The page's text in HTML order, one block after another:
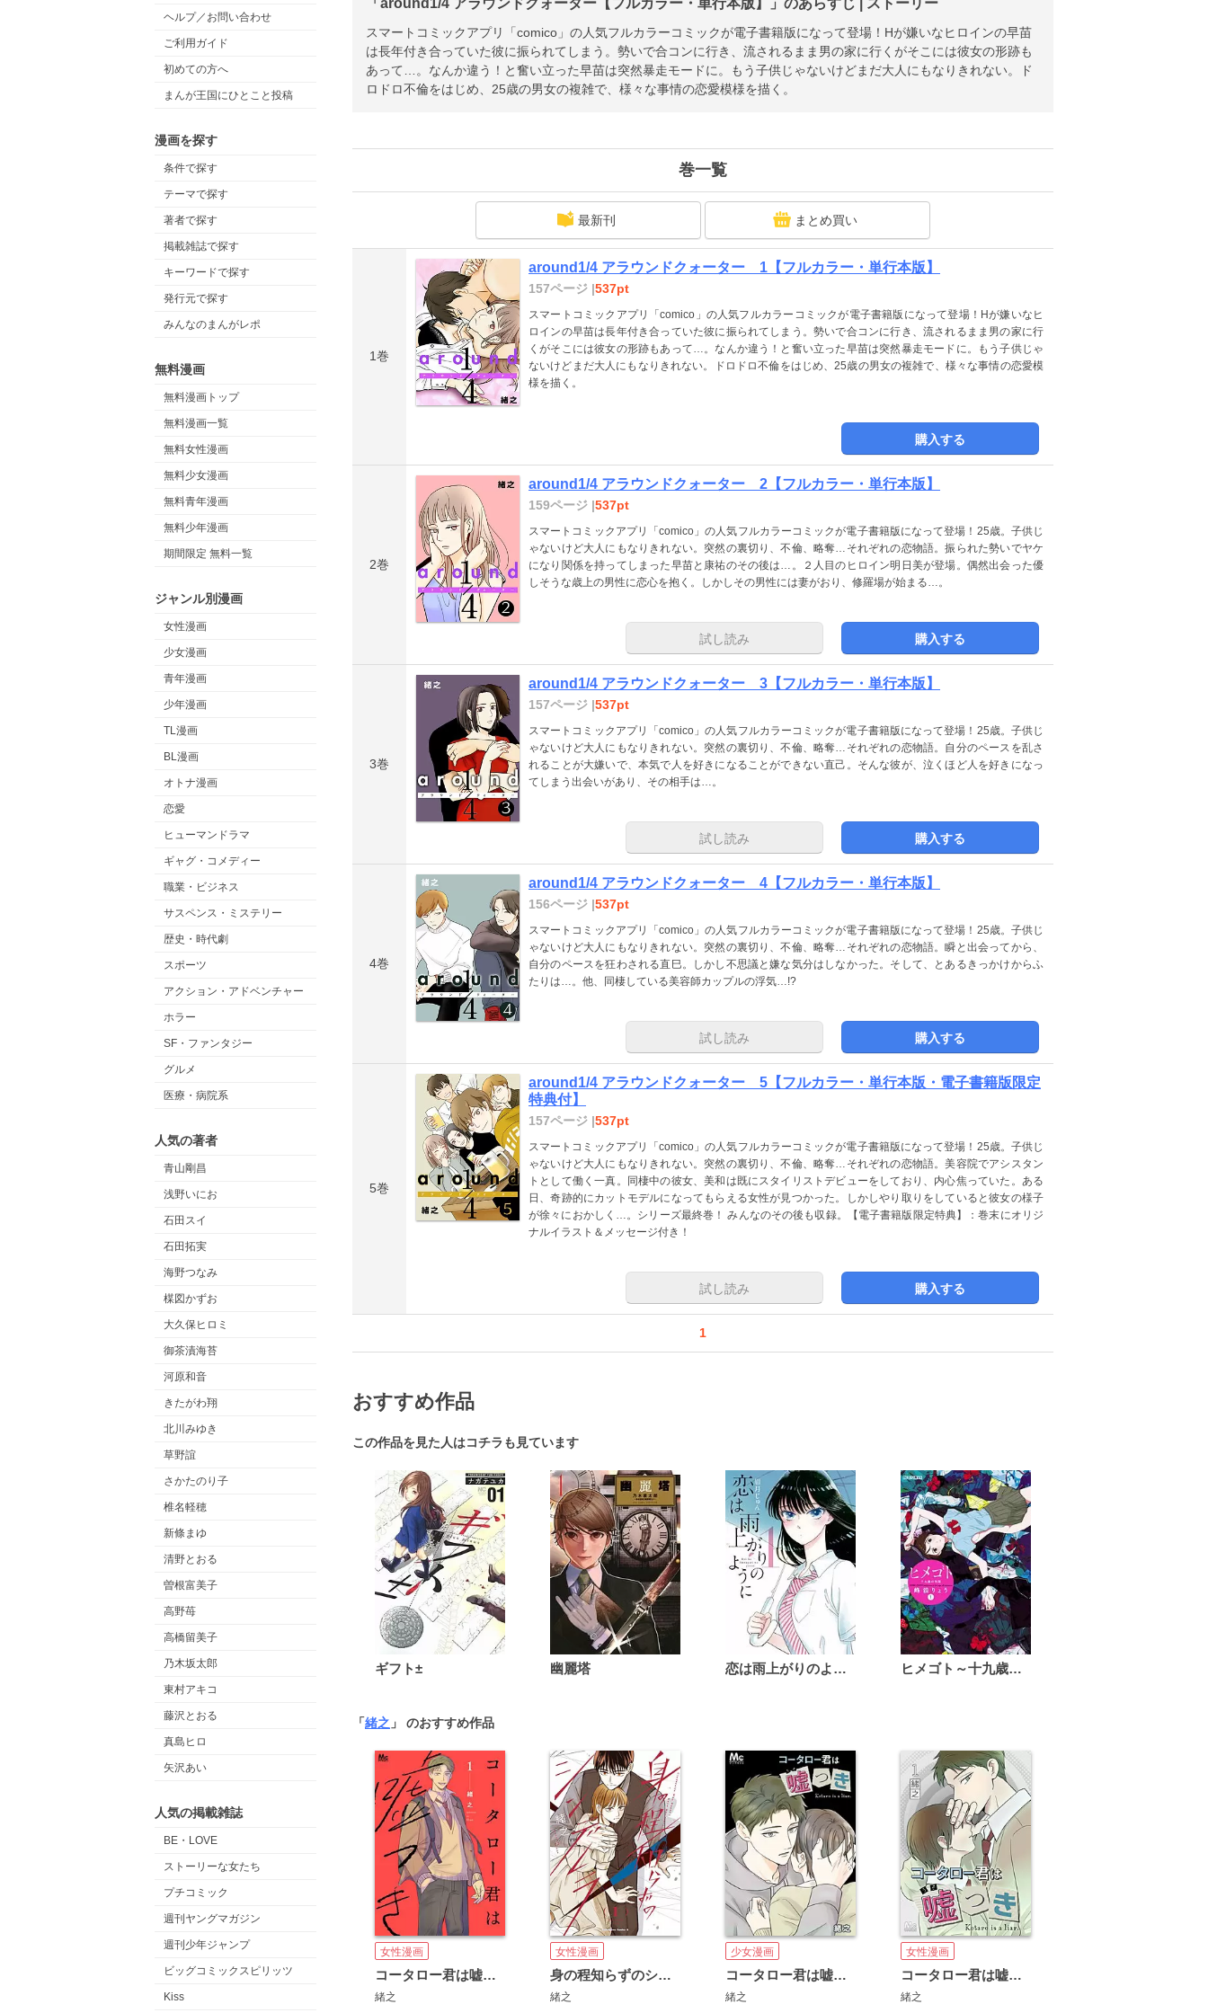
ヘルプ／お問い合わせ
ご利用ガイド
初めての方へ
まんが王国にひとこと投稿
漫画を探す
条件で探す
テーマで探す
著者で探す
掲載雑誌で探す
キーワードで探す
発行元で探す
みんなのまんがレポ
無料漫画
無料漫画トップ
無料漫画一覧
無料女性漫画
無料少女漫画
無料青年漫画
無料少年漫画
期間限定 無料一覧
ジャンル別漫画
女性漫画
少女漫画
青年漫画
少年漫画
TL漫画
BL漫画
オトナ漫画
恋愛
ヒューマンドラマ
ギャグ・コメディー
職業・ビジネス
サスペンス・ミステリー
歴史・時代劇
スポーツ
アクション・アドベンチャー
ホラー
SF・ファンタジー
グルメ
医療・病院系
人気の著者
青山剛昌
浅野いにお
石田スイ
石田拓実
海野つなみ
楳図かずお
大久保ヒロミ
御茶漬海苔
河原和音
きたがわ翔
北川みゆき
草野誼
さかたのり子
椎名軽穂
新條まゆ
清野とおる
曽根富美子
高野苺
高橋留美子
乃木坂太郎
東村アキコ
藤沢とおる
真島ヒロ
矢沢あい
人気の掲載雑誌
BE・LOVE
ストーリーな女たち
プチコミック
週刊ヤングマガジン
週刊少年ジャンプ
ビッグコミックスピリッツ
Kiss
スマートコミックアプリ「comico」の人気フルカラーコミックが電子書籍版になって登場！Hが嫌いなヒロインの早苗
は長年付き合っていた彼に振られてしまう。勢いで合コンに行き、流されるまま男の家に行くがそこには彼女の形跡も
あって…。なんか違う！と奮い立った早苗は突然暴走モードに。もう子供じゃないけどまだ大人にもなりきれない。ド
ロドロ不倫をはじめ、25歳の男女の複雑で、様々な事情の恋愛模様を描く。
巻一覧
最新刊 まとめ買い
1巻
around1/4 アラウンドクォーター 1【フルカラー・単行本版】
157ページ |537pt
スマートコミックアプリ「comico」の人気フルカラーコミックが電子書籍版になって登場！Hが嫌いなヒ
ロインの早苗は長年付き合っていた彼に振られてしまう。勢いで合コンに行き、流されるまま男の家に行
くがそこには彼女の形跡もあって…。なんか違う！と奮い立った早苗は突然暴走モードに。もう子供じゃ
ないけどまだ大人にもなりきれない。ドロドロ不倫をはじめ、25歳の男女の複雑で、様々な事情の恋愛模
様を描く。
購入する
2巻
around1/4 アラウンドクォーター 2【フルカラー・単行本版】
159ページ |537pt
スマートコミックアプリ「comico」の人気フルカラーコミックが電子書籍版になって登場！25歳。子供じ
ゃないけど大人にもなりきれない。突然の裏切り、不倫、略奪…それぞれの恋物語。振られた勢いでヤケ
になり関係を持ってしまった早苗と康祐のその後は…。２人目のヒロイン明日美が登場。偶然出会った優
しそうな歳上の男性に恋心を抱く。しかしその男性には妻がおり、修羅場が始まる…。
試し読み 購入する
3巻
around1/4 アラウンドクォーター 3【フルカラー・単行本版】
157ページ |537pt
スマートコミックアプリ「comico」の人気フルカラーコミックが電子書籍版になって登場！25歳。子供じ
ゃないけど大人にもなりきれない。突然の裏切り、不倫、略奪…それぞれの恋物語。自分のペースを乱さ
れることが大嫌いで、本気で人を好きになることができない直己。そんな彼が、泣くほど人を好きになっ
てしまう出会いがあり、その相手は…。
試し読み 購入する
4巻
around1/4 アラウンドクォーター 4【フルカラー・単行本版】
156ページ |537pt
スマートコミックアプリ「comico」の人気フルカラーコミックが電子書籍版になって登場！25歳。子供じ
ゃないけど大人にもなりきれない。突然の裏切り、不倫、略奪…それぞれの恋物語。瞬と出会ってから、
自分のペースを狂わされる直巳。しかし不思議と嫌な気分はしなかった。そして、とあるきっかけからふ
たりは…。他、同棲している美容師カップルの浮気…!?
試し読み 購入する
5巻
around1/4 アラウンドクォーター 5【フルカラー・単行本版・電子書籍版限定
特典付】
157ページ |537pt
スマートコミックアプリ「comico」の人気フルカラーコミックが電子書籍版になって登場！25歳。子供じ
ゃないけど大人にもなりきれない。突然の裏切り、不倫、略奪…それぞれの恋物語。美容院でアシスタン
トとして働く一真。同棲中の彼女、美和は既にスタイリストデビューをしており、内心焦っていた。ある
日、奇跡的にカットモデルになってもらえる女性が見つかった。しかしやり取りをしていると彼女の様子
が徐々におかしく…。シリーズ最終巻！ みんなのその後も収録。【電子書籍版限定特典】：巻末にオリジ
ナルイラスト＆メッセージ付き！
試し読み 購入する
1
おすすめ作品
この作品を見た人はコチラも見ています
ギフト± 幽麗塔 恋は雨上がりのように ヒメゴト～十九歳の制服～
「緒之 」 のおすすめ作品
女性漫画
コータロー君は嘘つき 単行本版
緒之
女性漫画
身の程知らずのシンデレラ
緒之
少女漫画
コータロー君は嘘つき
緒之
女性漫画
コータロー君は嘘つき 分冊版
緒之